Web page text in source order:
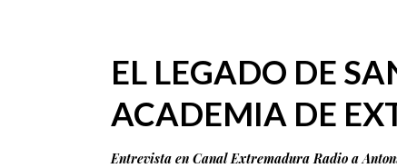
EL LEGADO DE
ACADEMIA DE
Entrevista en Canal Extremadura Radio a